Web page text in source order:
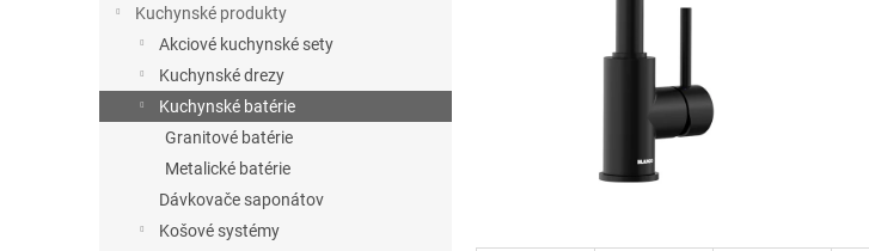
Kuchynské produkty
Akciové kuchynské sety
Kuchynské drezy
Kuchynské batérie
Granitové batérie
Metalické batérie
Dávkovače saponátov
Košové systémy